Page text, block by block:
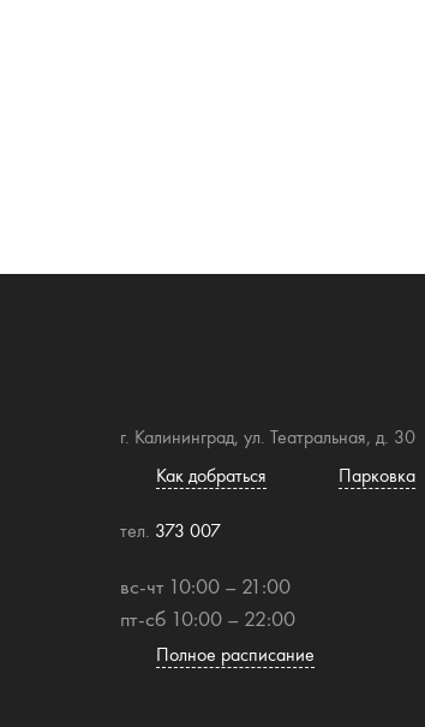
г. Калининград, ул. Театральная, д. 30
Как добраться
Парковка
тел. 373 007
вс-чт 10:00 – 21:00
пт-сб 10:00 – 22:00
Полное расписание